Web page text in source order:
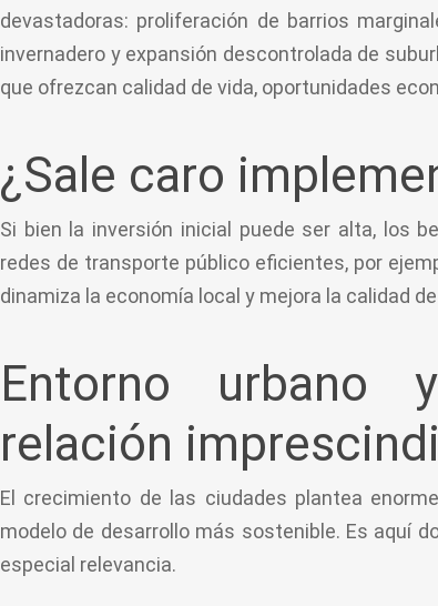
devastadoras: proliferación de barrios
invernadero y expansión descontrolada de
que ofrezcan calidad de vida, oportunidades
¿Sale caro
Si bien la inversión inicial puede ser alta, los
redes de transporte público eficientes, por
dinamiza la economía local y mejora la calidad
Entorno urbano
relación
El crecimiento de las ciudades plantea
modelo de desarrollo más sostenible. Es aquí
especial relevancia.